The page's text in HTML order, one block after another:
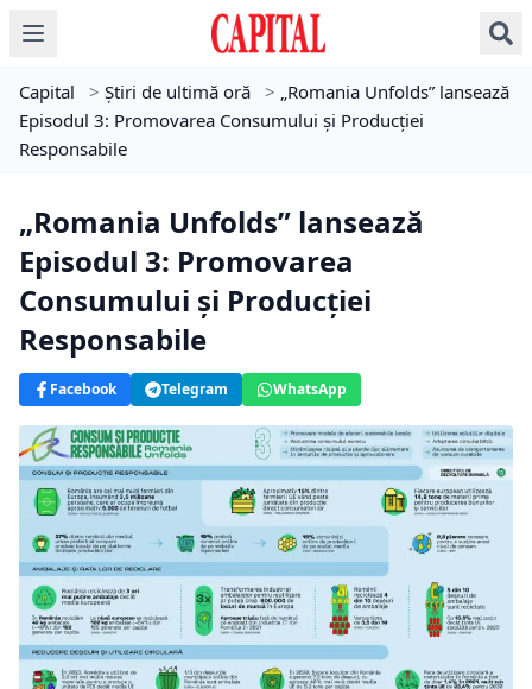
Capital > Știri de ultimă oră > „Romania Unfolds” lansează
Episodul 3: Promovarea Consumului și Producției
Responsabile
„Romania Unfolds” lansează
Episodul 3: Promovarea
Consumului și Producției
Responsabile
Facebook Telegram WhatsApp